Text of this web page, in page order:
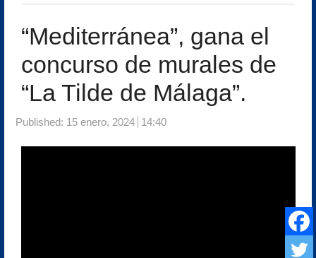
“Mediterránea”, gana el
concurso de murales de
“La Tilde de Málaga”.
Published: 15 enero, 2024 14:40